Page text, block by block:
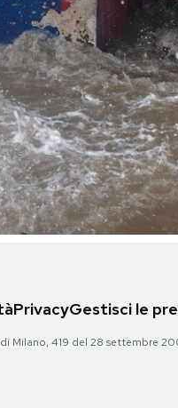
PrivacyGestisci le
Milano, 419 del 28 settembre